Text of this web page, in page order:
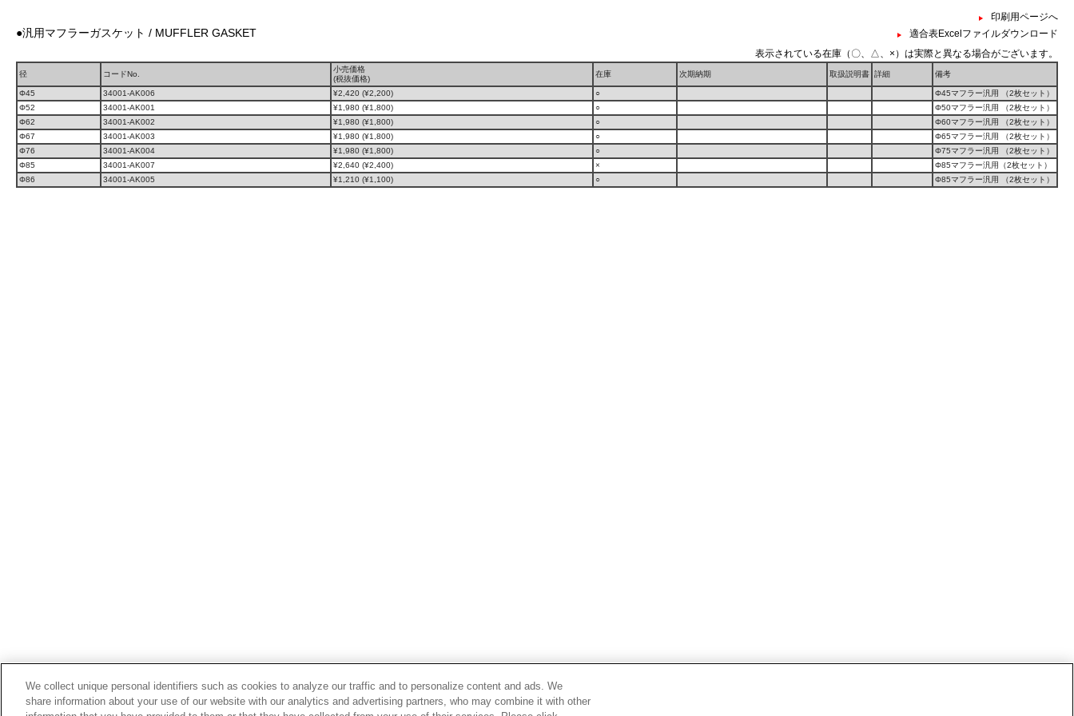
印刷用ページへ
●汎用マフラーガスケット / MUFFLER GASKET
適合表Excelファイルダウンロード
表示されている在庫（〇、△、×）は実際と異なる場合がございます。
径 コードNo.
小売価格
(税抜価格)
在庫 次期納期 取扱説明書 詳細 備考
Φ45 34001-AK006 ¥2,420 (¥2,200) ○
Φ45マフラー汎用 （2枚セット）
Φ52
34001-AK001 ¥1,980 (¥1,800) ○
Φ50マフラー汎用 （2枚セット）
Φ62
34001-AK002 ¥1,980 (¥1,800) ○
Φ60マフラー汎用 （2枚セット）
Φ67
34001-AK003 ¥1,980 (¥1,800) ○
Φ65マフラー汎用 （2枚セット）
Φ76
34001-AK004 ¥1,980 (¥1,800) ○
Φ75マフラー汎用 （2枚セット）
Φ85
34001-AK007 ¥2,640 (¥2,400) ×
Φ85マフラー汎用（2枚セット）
Φ86
34001-AK005 ¥1,210 (¥1,100) ○ Φ85マフラー汎用 （2枚セット）
We collect unique personal identifiers such as cookies to analyze our traffic and to personalize content and ads. We
share information about your use of our website with our analytics and advertising partners, who may combine it with other